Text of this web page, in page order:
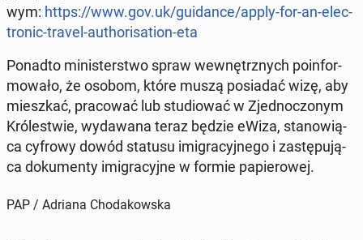
wym: https://www.gov.uk/gu­idan­ce/apply-for-an-elec­
tro­nic-travel-au­tho­ri­sa­tion-eta
Ponadto mi­ni­ster­stwo spraw we­wnętrz­nych po­in­for­
mo­wa­ło, że osobom, które muszą po­sia­dać wizę, aby
miesz­kać, pra­co­wać lub stu­dio­wać w Zjed­no­czo­nym
Kró­le­stwie, wy­da­wa­na teraz będzie eWiza, sta­no­wią­
ca cyfrowy dowód statusu imi­gra­cyj­ne­go i za­stę­pu­ją­
ca do­ku­men­ty imi­gra­cyj­ne w formie pa­pie­ro­wej.
PAP / Adriana Chodakowska